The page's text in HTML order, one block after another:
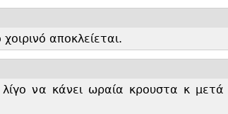
αποκλείεται.
να κάνει ωραία κρουστα κ μετά